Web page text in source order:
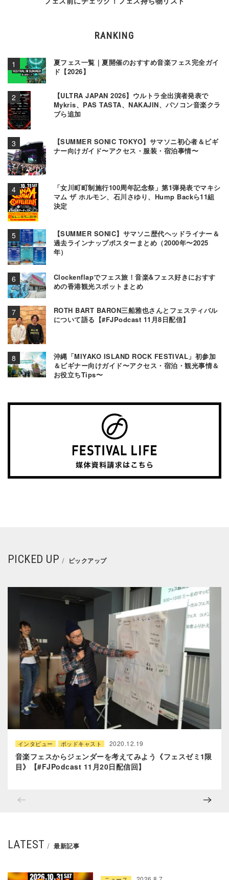
RANKING
夏フェス一覧｜夏開催のおすすめ音楽フェス完全ガイ
ド【2026】
【ULTRA JAPAN 2026】ウルトラ全出演者発表で
Mykris、PAS TASTA、NAKAJIN、パソコン音楽クラ
ブら追加
【SUMMER SONIC TOKYO】サマソニ初心者＆ビギ
ナー向けガイド〜アクセス・服装・宿泊事情〜
「女川町町制施行100周年記念祭」第1弾発表でマキシ
マム ザ ホルモン、石川さゆり、Hump Backら11組
決定
【SUMMER SONIC】サマソニ歴代ヘッドライナー＆
過去ラインナップポスターまとめ（2000年〜2025
年）
Clockenflapでフェス旅！音楽&フェス好きにおすす
めの香港観光スポットまとめ
ROTH BART BARON三船雅也さんとフェスティバル
について語る【#FJPodcast 11月8日配信】
沖縄「MIYAKO ISLAND ROCK FESTIVAL」初参加
＆ビギナー向けガイド〜アクセス・宿泊・観光事情＆
お役立ちTips〜
PICKED UP ピックアップ
インタビュー ポッドキャスト 2020.12.19
音楽フェスからジェンダーを考えてみよう《フェスゼミ1限
目》【#FJPodcast 11月20日配信回】
LATEST 最新記事